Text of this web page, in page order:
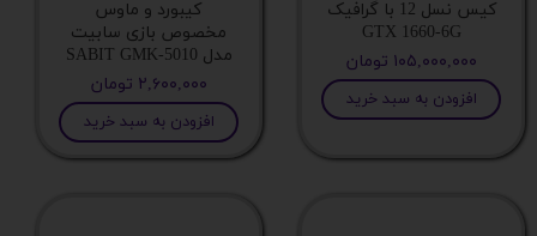
میزان نویز فن
ولتاژ ورودی
تعداد لوله های خنک کننده
کیس نسل 12 با گرافیک
GTX 1660-6G
۱۰۵,۰۰۰,۰۰۰ تومان
افزودن به سبد خرید
کیبورد و ماوس
مخصوص بازی سابیت
مدل SABIT GMK-5010
۲,۶۰۰,۰۰۰ تومان
افزودن به سبد خرید